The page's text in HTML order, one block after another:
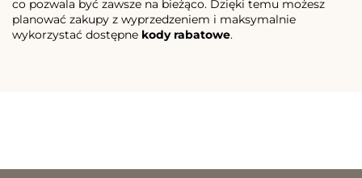
co pozwala być zawsze na bieżąco. Dzięki temu możesz
planować zakupy z wyprzedzeniem i maksymalnie
wykorzystać dostępne kody rabatowe.